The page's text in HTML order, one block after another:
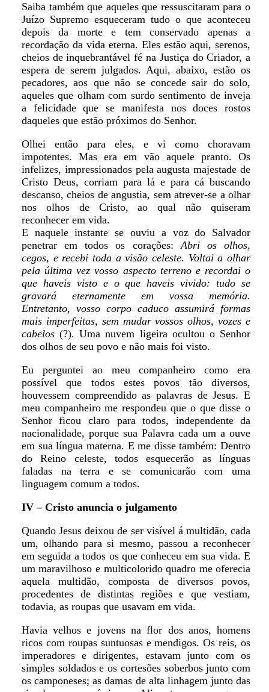
Saiba também que aqueles que ressuscitaram para o
Juízo Supremo esqueceram tudo o que aconteceu
depois da morte e tem conservado apenas a
recordação da vida eterna. Eles estão aqui, serenos,
cheios de inquebrantável fé na Justiça do Criador, a
espera de serem julgados. Aqui, abaixo, estão os
pecadores, aos que não se concede sair do solo,
aqueles que olham com surdo sentimento de inveja
a felicidade que se manifesta nos doces rostos
daqueles que estão próximos do Senhor.
Olhei então para eles, e vi como choravam
impotentes. Mas era em vão aquele pranto. Os
infelizes, impressionados pela augusta majestade de
Cristo Deus, corriam para lá e para cá buscando
descanso, cheios de angustia, sem atrever-se a olhar
nos olhos de Cristo, ao qual não quiseram
reconhecer em vida.
E naquele instante se ouviu a voz do Salvador
penetrar em todos os corações:Abri os olhos,
cegos, e recebi toda a visão celeste. Voltai a olhar
pela última vez vosso aspecto terreno e recordai o
que haveis visto e o que haveis vivido: tudo se
gravará eternamente em vossa memória.
Entretanto, vosso corpo caduco assumirá formas
mais imperfeitas, sem mudar vossos olhos, vozes e
cabelos(?). Uma nuvem ligeira ocultou o Senhor
dos olhos de seu povo e não mais foi visto.
Eu perguntei ao meu companheiro como era
possível que todos estes povos tão diversos,
houvessem compreendido as palavras de Jesus. E
meu companheiro me respondeu que o que disse o
Senhor ficou claro para todos, independente da
nacionalidade, porque sua Palavra cada um a ouve
em sua língua materna. E me disse também: Dentro
do Reino celeste, todos esquecerão as línguas
faladas na terra e se comunicarão com uma
linguagem comum a todos.
IV – Cristo anuncia o julgamento
Quando Jesus deixou de ser visível á multidão, cada
um, olhando para si mesmo, passou a reconhecer
em seguida a todos os que conheceu em sua vida. E
um maravilhoso e multicolorido quadro me oferecia
aquela multidão, composta de diversos povos,
procedentes de distintas regiões e que vestiam,
todavia, as roupas que usavam em vida.
Havia velhos e jovens na flor dos anos, homens
ricos com roupas suntuosas e mendigos. Os reis, os
imperadores e dirigentes, estavam junto com os
simples soldados e os cortesões soberbos junto com
os camponeses; as damas de alta linhagem junto das